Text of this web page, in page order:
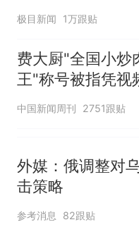
汰？教育局：已
聘，成立调查组
极目新闻 1万跟贴
费大厨"全国小炒
王"称号被指凭视
官方回应
中国新闻周刊 2751跟贴
外媒：俄调整对
击策略
参考消息 82跟贴